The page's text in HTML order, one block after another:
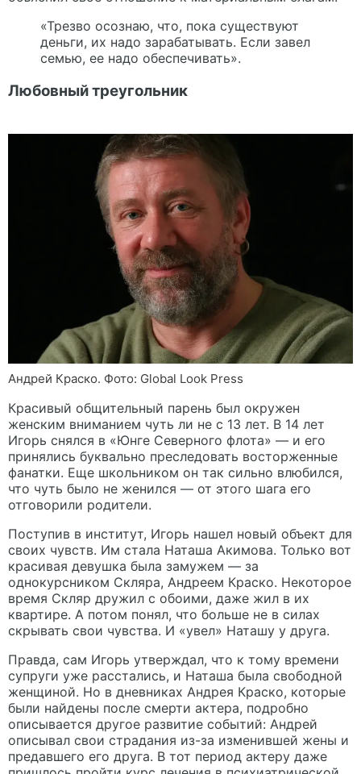
«Трезво осознаю, что, пока существуют
деньги, их надо зарабатывать. Если завел
семью, ее надо обеспечивать».
Любовный треугольник
Андрей Краско. Фото: Global Look Press
Красивый общительный парень был окружен
женским вниманием чуть ли не с 13 лет. В 14 лет
Игорь снялся в «Юнге Северного флота» — и его
принялись буквально преследовать восторженные
фанатки. Еще школьником он так сильно влюбился,
что чуть было не женился — от этого шага его
отговорили родители.
Поступив в институт, Игорь нашел новый объект для
своих чувств. Им стала Наташа Акимова. Только вот
красивая девушка была замужем — за
однокурсником Скляра, Андреем Краско. Некоторое
время Скляр дружил с обоими, даже жил в их
квартире. А потом понял, что больше не в силах
скрывать свои чувства. И «увел» Наташу у друга.
Правда, сам Игорь утверждал, что к тому времени
супруги уже расстались, и Наташа была свободной
женщиной. Но в дневниках Андрея Краско, которые
были найдены после смерти актера, подробно
описывается другое развитие событий: Андрей
описывал свои страдания из-за изменившей жены и
предавшего его друга. В тот период актеру даже